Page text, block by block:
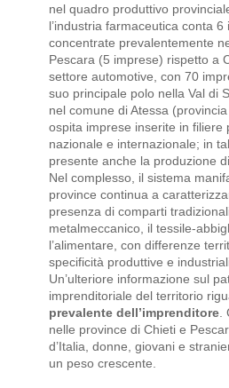
nel quadro produttivo
l’industria farmaceutica conta 6
concentrate prevalentemente
Pescara (5 imprese) rispetto a
settore automotive, con 70
suo principale polo nella Val di
nel comune di Atessa
ospita imprese inserite in filiere
nazionale e internazionale; in
presente anche la produzione
Nel complesso, il sistema
province continua a
presenza di comparti
metalmeccanico, il tessile-
l’alimentare, con differenze
specificità produttive e
Un’ulteriore informazione sul
imprenditoriale del territorio
prevalente dell’imprenditore.
nelle province di Chieti e
d’Italia, donne, giovani e
un peso crescente.